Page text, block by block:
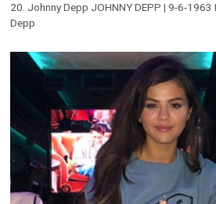
20. Johnny Depp JOHNNY DEPP | 9-6-1963
Depp